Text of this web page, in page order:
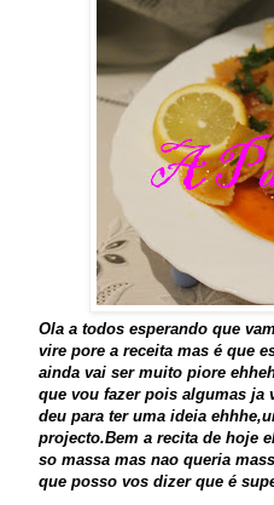
Ola a todos esperando que
vire pore a receita mas é que
ainda vai ser muito piore
que vou fazer pois algumas ja
deu para ter uma ideia
projecto.Bem a recita de hoje
so massa mas nao queria
que posso vos dizer que é